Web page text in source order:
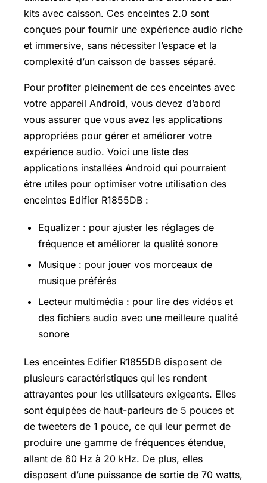
kits avec caisson. Ces enceintes 2.0 sont
conçues pour fournir une expérience audio riche
et immersive, sans nécessiter l’espace et la
complexité d’un caisson de basses séparé.
Pour profiter pleinement de ces enceintes avec
votre appareil Android, vous devez d’abord
vous assurer que vous avez les applications
appropriées pour gérer et améliorer votre
expérience audio. Voici une liste des
applications installées Android qui pourraient
être utiles pour optimiser votre utilisation des
enceintes Edifier R1855DB :
Equalizer : pour ajuster les réglages de
fréquence et améliorer la qualité sonore
Musique : pour jouer vos morceaux de
musique préférés
Lecteur multimédia : pour lire des vidéos et
des fichiers audio avec une meilleure qualité
sonore
Les enceintes Edifier R1855DB disposent de
plusieurs caractéristiques qui les rendent
attrayantes pour les utilisateurs exigeants. Elles
sont équipées de haut-parleurs de 5 pouces et
de tweeters de 1 pouce, ce qui leur permet de
produire une gamme de fréquences étendue,
allant de 60 Hz à 20 kHz. De plus, elles
disposent d’une puissance de sortie de 70 watts,